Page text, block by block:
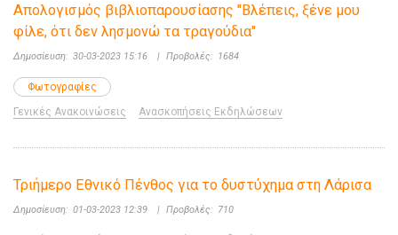
Απολογισμός βιβλιοπαρουσίασης "Βλέπεις, ξένε μου
φίλε, ότι δεν λησμονώ τα τραγούδια"
Δημοσίευση: 30-03-2023 15:16 | Προβολές: 1684
Φωτογραφίες
Γενικές Ανακοινώσεις
Ανασκοπήσεις Εκδηλώσεων
Τριήμερο Εθνικό Πένθος για το δυστύχημα στη Λάρισα
Δημοσίευση: 01-03-2023 12:39 | Προβολές: 710